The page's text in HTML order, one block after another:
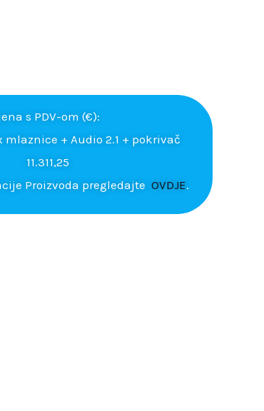
s PDV-om (€):
mlaznice + Audio 2.1 + pokrivač
11.311,25
Proizvoda pregledajte OVDJE.